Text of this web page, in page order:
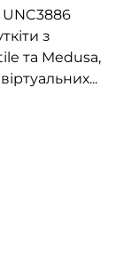
UNC3886
з
та Medusa,